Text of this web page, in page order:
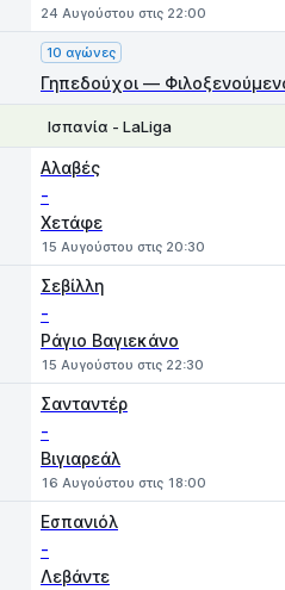
24 Αυγούστου στις 22:00
10 αγώνες
Γηπεδούχοι —
Ισπανία - LaLiga
Αλαβές
-
Χετάφε
15 Αυγούστου στις 20:30
Σεβίλλη
-
Ράγιο Βαγιεκάνο
15 Αυγούστου στις 22:30
Σανταντέρ
-
Βιγιαρεάλ
16 Αυγούστου στις 18:00
Εσπανιόλ
-
Λεβάντε